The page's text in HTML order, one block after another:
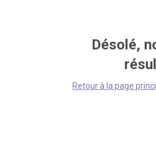
Désolé,
Retour à la page